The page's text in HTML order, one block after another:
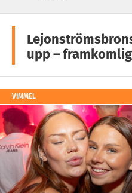
upp –
VIMMEL